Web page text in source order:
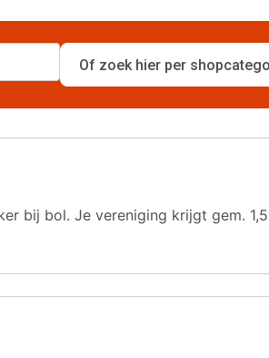
bij bol. Je vereniging krijgt gem.